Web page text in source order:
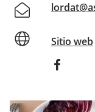
Sitio web